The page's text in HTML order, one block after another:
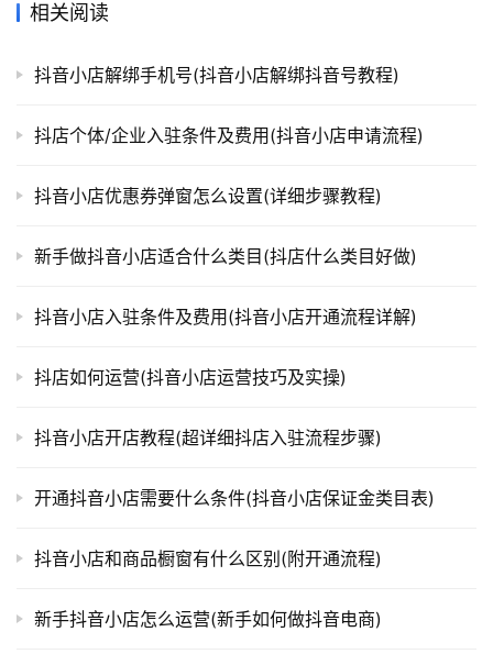
相关阅读
抖音小店解绑手机号(抖音小店解绑抖音号教程)
抖店个体/企业入驻条件及费用(抖音小店申请流程)
抖音小店优惠券弹窗怎么设置(详细步骤教程)
新手做抖音小店适合什么类目(抖店什么类目好做)
抖音小店入驻条件及费用(抖音小店开通流程详解)
抖店如何运营(抖音小店运营技巧及实操)
抖音小店开店教程(超详细抖店入驻流程步骤)
开通抖音小店需要什么条件(抖音小店保证金类目表)
抖音小店和商品橱窗有什么区别(附开通流程)
新手抖音小店怎么运营(新手如何做抖音电商)